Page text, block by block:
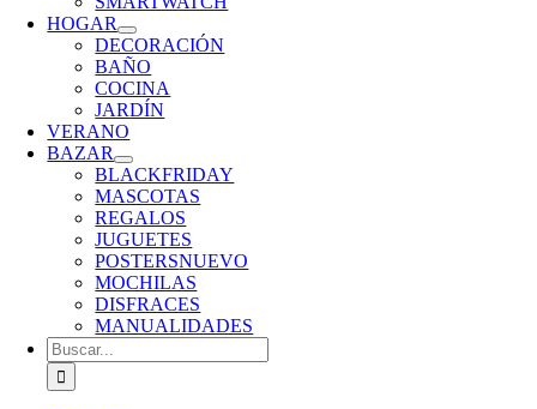
HOGAR
DECORACIÓN
BAÑO
COCINA
JARDÍN
VERANO
BAZAR
BLACKFRIDAY
MASCOTAS
REGALOS
JUGUETES
POSTERSNUEVO
MOCHILAS
DISFRACES
MANUALIDADES
Buscar: